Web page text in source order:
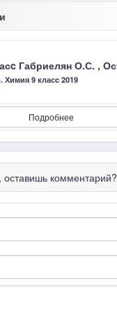
Габриелян О.С.
Химия 9 класc 2019
Подробнее
, оставишь комментарий?